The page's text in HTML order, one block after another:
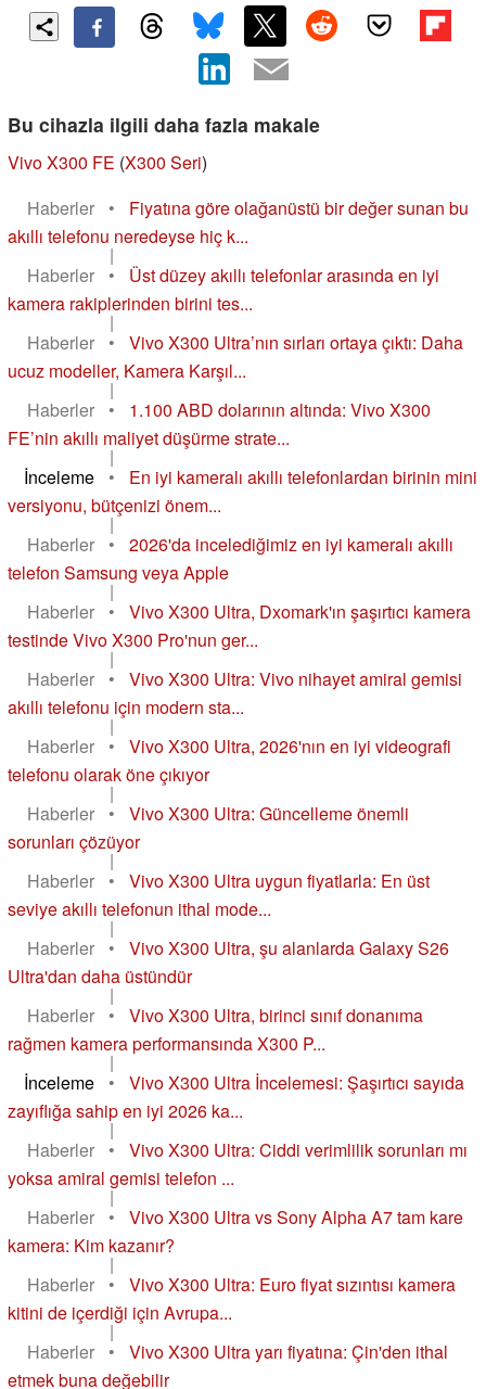
Bu cihazla ilgili daha fazla makale
Vivo X300 FE (X300 Seri)
Haberler
•
Fiyatına göre olağanüstü bir değer sunan bu
akıllı telefonu neredeyse hiç k...
|
Haberler
•
Üst düzey akıllı telefonlar arasında en iyi
kamera rakiplerinden birini tes...
|
Haberler
•
Vivo X300 Ultra’nın sırları ortaya çıktı: Daha
ucuz modeller, Kamera Karşıl...
|
Haberler
•
1.100 ABD dolarının altında: Vivo X300
FE’nin akıllı maliyet düşürme strate...
|
İnceleme
•
En iyi kameralı akıllı telefonlardan birinin mini
versiyonu, bütçenizi önem...
|
Haberler
•
2026'da incelediğimiz en iyi kameralı akıllı
telefon Samsung veya Apple
|
Haberler
•
Vivo X300 Ultra, Dxomark'ın şaşırtıcı kamera
testinde Vivo X300 Pro'nun ger...
|
Haberler
•
Vivo X300 Ultra: Vivo nihayet amiral gemisi
akıllı telefonu için modern sta...
|
Haberler
•
Vivo X300 Ultra, 2026'nın en iyi videografi
telefonu olarak öne çıkıyor
|
Haberler
•
Vivo X300 Ultra: Güncelleme önemli
sorunları çözüyor
|
Haberler
•
Vivo X300 Ultra uygun fiyatlarla: En üst
seviye akıllı telefonun ithal mode...
|
Haberler
•
Vivo X300 Ultra, şu alanlarda Galaxy S26
Ultra'dan daha üstündür
|
Haberler
•
Vivo X300 Ultra, birinci sınıf donanıma
rağmen kamera performansında X300 P...
|
İnceleme
•
Vivo X300 Ultra İncelemesi: Şaşırtıcı sayıda
zayıflığa sahip en iyi 2026 ka...
|
Haberler
•
Vivo X300 Ultra: Ciddi verimlilik sorunları mı
yoksa amiral gemisi telefon ...
|
Haberler
•
Vivo X300 Ultra vs Sony Alpha A7 tam kare
kamera: Kim kazanır?
|
Haberler
•
Vivo X300 Ultra: Euro fiyat sızıntısı kamera
kitini de içerdiği için Avrupa...
|
Haberler
•
Vivo X300 Ultra yarı fiyatına: Çin'den ithal
etmek buna değebilir